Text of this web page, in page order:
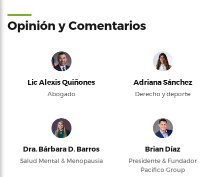
Opinión y Comentarios
Lic Alexis Quiñones
Abogado
Adriana Sánchez
Derecho y deporte
Dra. Bárbara D. Barros
Salud Mental & Menopausia
Brian Díaz
Presidente & Fundador
Pacifico Group